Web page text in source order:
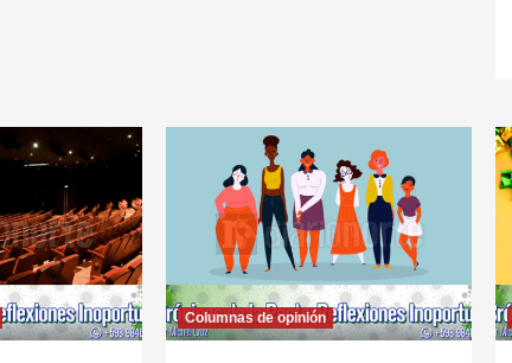
Columnas de opinión